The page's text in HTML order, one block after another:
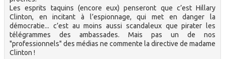
Les esprits taquins (encore eux) penseront que c’est Hillary
Clinton, en incitant à l’espionnage, qui met en danger la
démocratie... c’est au moins aussi scandaleux que pirater les
télégrammes des ambassades. Mais pas un de nos
"professionnels" des médias ne commente la directive de madame
Clinton !